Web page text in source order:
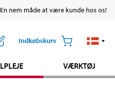
nem måde at være kunde hos os!
Indkøbskurv
VÆRKTØJ